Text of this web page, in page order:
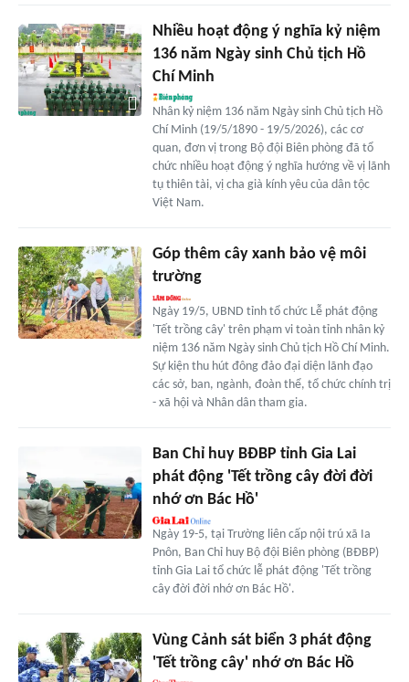
Nhiều hoạt động ý nghĩa kỷ niệm
136 năm Ngày sinh Chủ tịch Hồ
Chí Minh
Nhân kỷ niệm 136 năm Ngày sinh Chủ tịch Hồ
Chí Minh (19/5/1890 - 19/5/2026), các cơ
quan, đơn vị trong Bộ đội Biên phòng đã tổ
chức nhiều hoạt động ý nghĩa hướng về vị lãnh
tụ thiên tài, vị cha già kính yêu của dân tộc
Việt Nam.
Góp thêm cây xanh bảo vệ môi
trường
Ngày 19/5, UBND tỉnh tổ chức Lễ phát động
'Tết trồng cây' trên phạm vi toàn tỉnh nhân kỷ
niệm 136 năm Ngày sinh Chủ tịch Hồ Chí Minh.
Sự kiện thu hút đông đảo đại diện lãnh đạo
các sở, ban, ngành, đoàn thể, tổ chức chính trị
- xã hội và Nhân dân tham gia.
Ban Chỉ huy BĐBP tỉnh Gia Lai
phát động 'Tết trồng cây đời đời
nhớ ơn Bác Hồ'
Ngày 19-5, tại Trường liên cấp nội trú xã Ia
Pnôn, Ban Chỉ huy Bộ đội Biên phòng (BĐBP)
tỉnh Gia Lai tổ chức lễ phát động 'Tết trồng
cây đời đời nhớ ơn Bác Hồ'.
Vùng Cảnh sát biển 3 phát động
'Tết trồng cây' nhớ ơn Bác Hồ